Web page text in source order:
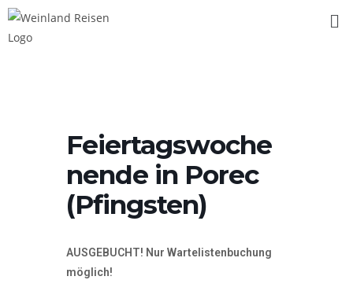
Feiertagswoche
nende in Porec
(Pfingsten)
AUSGEBUCHT! Nur Wartelistenbuchung
möglich!